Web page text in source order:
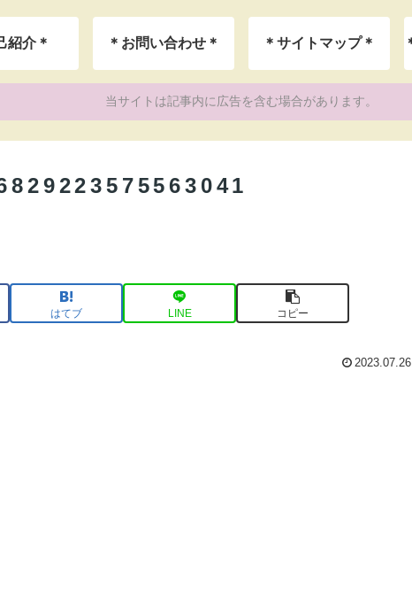
紹介＊ ＊お問い合わせ＊ ＊サイトマップ＊
当サイトは記事内に広告を含む場合があります。
はてブ LINE コピー
2023.07.26